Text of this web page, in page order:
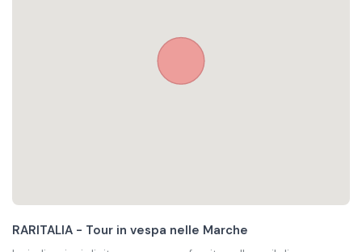
RARITALIA - Tour in vespa nelle Marche